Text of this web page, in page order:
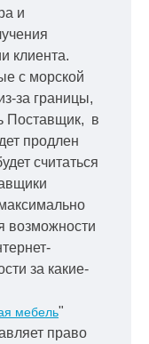
и
клиента.
с морской
за границы,
Поставщик, в
продлен
считаться
возможности
за какие-
мебель"
право